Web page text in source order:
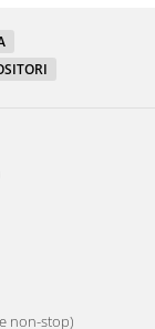
non-stop)